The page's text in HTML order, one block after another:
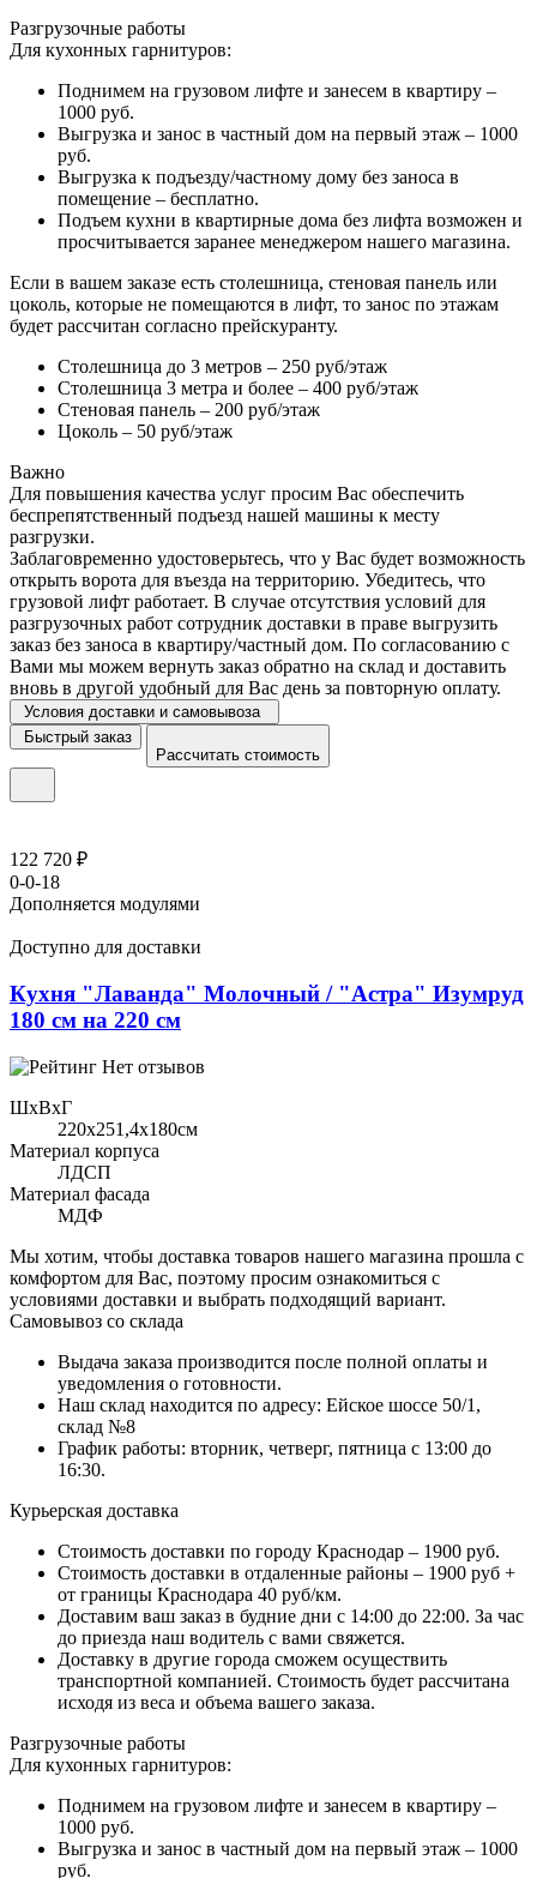
Разгрузочные работы
Для кухонных гарнитуров:
Поднимем на грузовом лифте и занесем в квартиру –
1000 руб.
Выгрузка и занос в частный дом на первый этаж – 1000
руб.
Выгрузка к подъезду/частному дому без заноса в
помещение – бесплатно.
Подъем кухни в квартирные дома без лифта возможен и
просчитывается заранее менеджером нашего магазина.
Если в вашем заказе есть столешница, стеновая панель или
цоколь, которые не помещаются в лифт, то занос по этажам
будет рассчитан согласно прейскуранту.
Столешница до 3 метров – 250 руб/этаж
Столешница 3 метра и более – 400 руб/этаж
Стеновая панель – 200 руб/этаж
Цоколь – 50 руб/этаж
Важно
Для повышения качества услуг просим Вас обеспечить
беспрепятственный подъезд нашей машины к месту
разгрузки.
Заблаговременно удостоверьтесь, что у Вас будет возможность
открыть ворота для въезда на территорию. Убедитесь, что
грузовой лифт работает. В случае отсутствия условий для
разгрузочных работ сотрудник доставки в праве выгрузить
заказ без заноса в квартиру/частный дом. По согласованию с
Вами мы можем вернуть заказ обратно на склад и доставить
вновь в другой удобный для Вас день за повторную оплату.
Условия доставки и самовывоза
Быстрый заказ
Рассчитать стоимость
122 720 ₽
0-0-18
Дополняется модулями
Доступно для доставки
Кухня "Лаванда" Молочный / "Астра" Изумруд
180 см на 220 см
Нет отзывов
ШхВхГ
220x251,4х180см
Материал корпуса
ЛДСП
Материал фасада
МДФ
Мы хотим, чтобы доставка товаров нашего магазина прошла с
комфортом для Вас, поэтому просим ознакомиться с
условиями доставки и выбрать подходящий вариант.
Самовывоз со склада
Выдача заказа производится после полной оплаты и
уведомления о готовности.
Наш склад находится по адресу: Ейское шоссе 50/1,
склад №8
График работы: вторник, четверг, пятница с 13:00 до
16:30.
Курьерская доставка
Стоимость доставки по городу Краснодар – 1900 руб.
Стоимость доставки в отдаленные районы – 1900 руб +
от границы Краснодара 40 руб/км.
Доставим ваш заказ в будние дни с 14:00 до 22:00. За час
до приезда наш водитель с вами свяжется.
Доставку в другие города сможем осуществить
транспортной компанией. Стоимость будет рассчитана
исходя из веса и объема вашего заказа.
Разгрузочные работы
Для кухонных гарнитуров:
Поднимем на грузовом лифте и занесем в квартиру –
1000 руб.
Выгрузка и занос в частный дом на первый этаж – 1000
руб.